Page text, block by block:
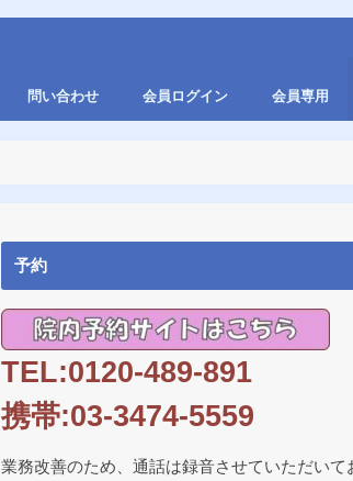
問い合わせ 会員ログイン 会員専用
予約
TEL:0120-489-891
携帯:03-3474-5559
業務改善のため、通話は録音させていただいて